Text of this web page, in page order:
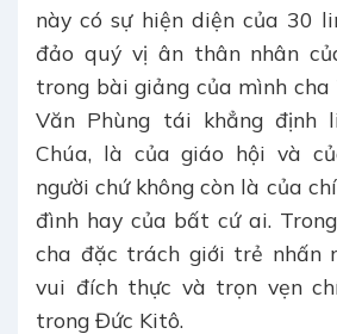
này có sự hiện diện của 30
đảo quý vị ân thân nhân
trong bài giảng của mình cha
Văn Phùng tái khẳng định
Chúa, là của giáo hội và
người chứ không còn là của
đình hay của bất cứ ai.
cha đặc trách giới trẻ nhấn
vui đích thực và trọn vẹn
trong Đức Kitô.